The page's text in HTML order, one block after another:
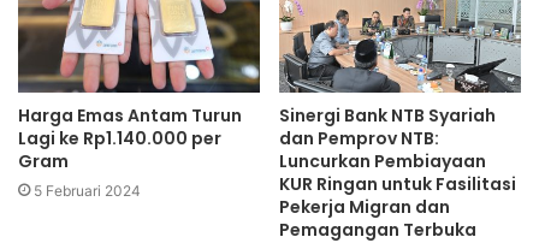
Harga Emas Antam Turun
Lagi ke Rp1.140.000 per
Gram
5 Februari 2024
Sinergi Bank NTB Syariah
dan Pemprov NTB:
Luncurkan Pembiayaan
KUR Ringan untuk Fasilitasi
Pekerja Migran dan
Pemagangan Terbuka